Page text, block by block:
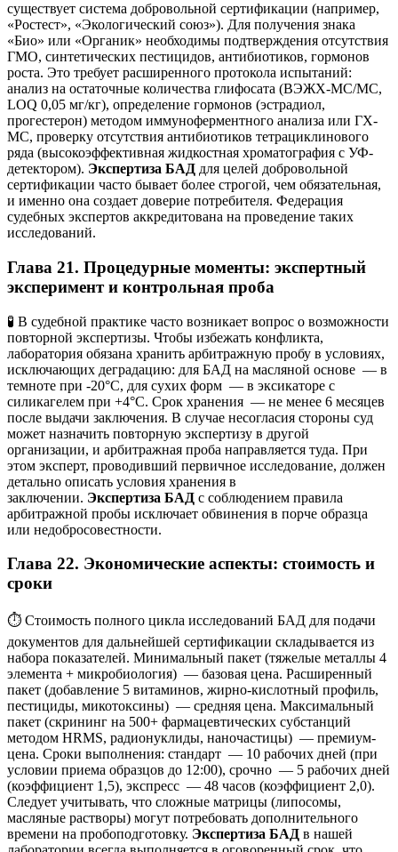
существует система добровольной сертификации (например,
«Ростест», «Экологический союз»). Для получения знака
«Био» или «Органик» необходимы подтверждения отсутствия
ГМО, синтетических пестицидов, антибиотиков, гормонов
роста. Это требует расширенного протокола испытаний:
анализ на остаточные количества глифосата (ВЭЖХ-МС/МС,
LOQ 0,05 мг/кг), определение гормонов (эстрадиол,
прогестерон) методом иммуноферментного анализа или ГХ-
МС, проверку отсутствия антибиотиков тетрациклинового
ряда (высокоэффективная жидкостная хроматография с УФ-
детектором). Экспертиза БАД для целей добровольной
сертификации часто бывает более строгой, чем обязательная,
и именно она создает доверие потребителя. Федерация
судебных экспертов аккредитована на проведение таких
исследований.
Глава 21. Процедурные моменты: экспертный
эксперимент и контрольная проба
🧪 В судебной практике часто возникает вопрос о возможности
повторной экспертизы. Чтобы избежать конфликта,
лаборатория обязана хранить арбитражную пробу в условиях,
исключающих деградацию: для БАД на масляной основе — в
темноте при -20°C, для сухих форм — в эксикаторе с
силикагелем при +4°C. Срок хранения — не менее 6 месяцев
после выдачи заключения. В случае несогласия стороны суд
может назначить повторную экспертизу в другой
организации, и арбитражная проба направляется туда. При
этом эксперт, проводивший первичное исследование, должен
детально описать условия хранения в
заключении. Экспертиза БАД с соблюдением правила
арбитражной пробы исключает обвинения в порче образца
или недобросовестности.
Глава 22. Экономические аспекты: стоимость и
сроки
⏱️ Стоимость полного цикла исследований БАД для подачи
документов для дальнейшей сертификации складывается из
набора показателей. Минимальный пакет (тяжелые металлы 4
элемента + микробиология) — базовая цена. Расширенный
пакет (добавление 5 витаминов, жирно-кислотный профиль,
пестициды, микотоксины) — средняя цена. Максимальный
пакет (скрининг на 500+ фармацевтических субстанций
методом HRMS, радионуклиды, наночастицы) — премиум-
цена. Сроки выполнения: стандарт — 10 рабочих дней (при
условии приема образцов до 12:00), срочно — 5 рабочих дней
(коэффициент 1,5), экспресс — 48 часов (коэффициент 2,0).
Следует учитывать, что сложные матрицы (липосомы,
масляные растворы) могут потребовать дополнительного
времени на пробоподготовку. Экспертиза БАД в нашей